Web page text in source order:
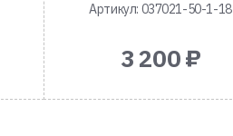
Артикул: 037021-50-1-18
3 200 ₽